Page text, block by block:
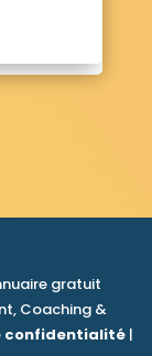
gratuit
Coaching &
confidentialité |